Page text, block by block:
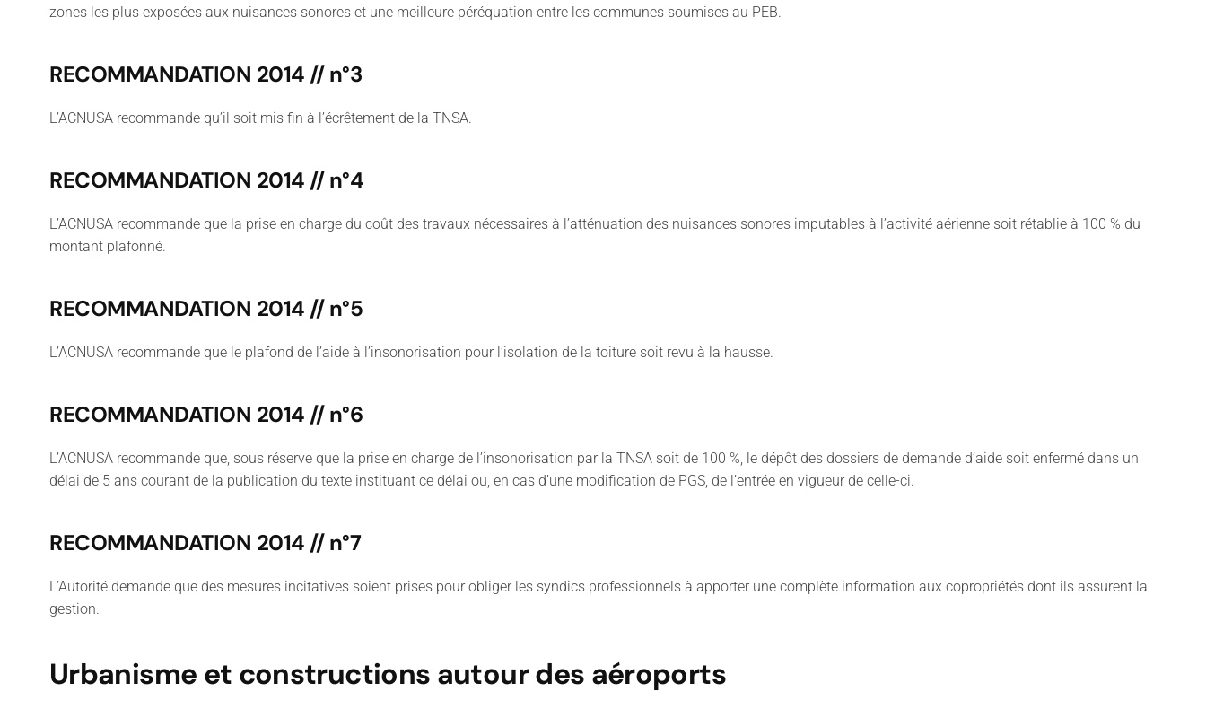
zones les plus exposées aux nuisances sonores et une meilleure péréquation entre les communes soumises au PEB.
RECOMMANDATION 2014 // n°3
L’ACNUSA recommande qu’il soit mis fin à l’écrêtement de la TNSA.
RECOMMANDATION 2014 // n°4
L’ACNUSA recommande que la prise en charge du coût des travaux nécessaires à l’atténuation des nuisances sonores imputables à l’activité aérienne soit rétablie à 100 % du
montant plafonné.
RECOMMANDATION 2014 // n°5
L’ACNUSA recommande que le plafond de l’aide à l’insonorisation pour l’isolation de la toiture soit revu à la hausse.
RECOMMANDATION 2014 // n°6
L’ACNUSA recommande que, sous réserve que la prise en charge de l’insonorisation par la TNSA soit de 100 %, le dépôt des dossiers de demande d’aide soit enfermé dans un
délai de 5 ans courant de la publication du texte instituant ce délai ou, en cas d’une modification de PGS, de l’entrée en vigueur de celle-ci.
RECOMMANDATION 2014 // n°7
L’Autorité demande que des mesures incitatives soient prises pour obliger les syndics professionnels à apporter une complète information aux copropriétés dont ils assurent la
gestion.
Urbanisme et constructions autour des aéroports